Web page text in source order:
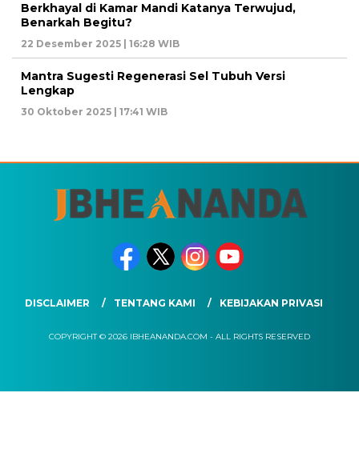
Berkhayal di Kamar Mandi Katanya Terwujud,
Benarkah Begitu?
22 Desember 2025 | 16:28 WIB
Mantra Sugesti Regenerasi Sel Tubuh Versi
Lengkap
30 Oktober 2025 | 17:41 WIB
DISCLAIMER TENTANG KAMI KEBIJAKAN PRIVASI
COPYRIGHT © 2026 IBHEANANDA.COM - ALL RIGHTS RESERVED